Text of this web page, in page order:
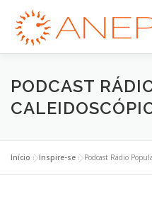
para
conteúdo
DOCUMENTÁRIO
PODCAST
Início »Inspire-se »Podcast Rádio